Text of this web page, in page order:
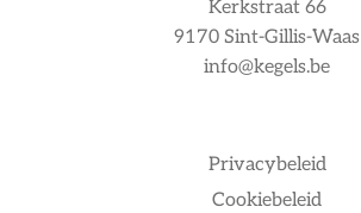
Privacybeleid
Cookiebeleid
Kerkstraat 66
9170 Sint-Gillis-Waas
info@kegels.be